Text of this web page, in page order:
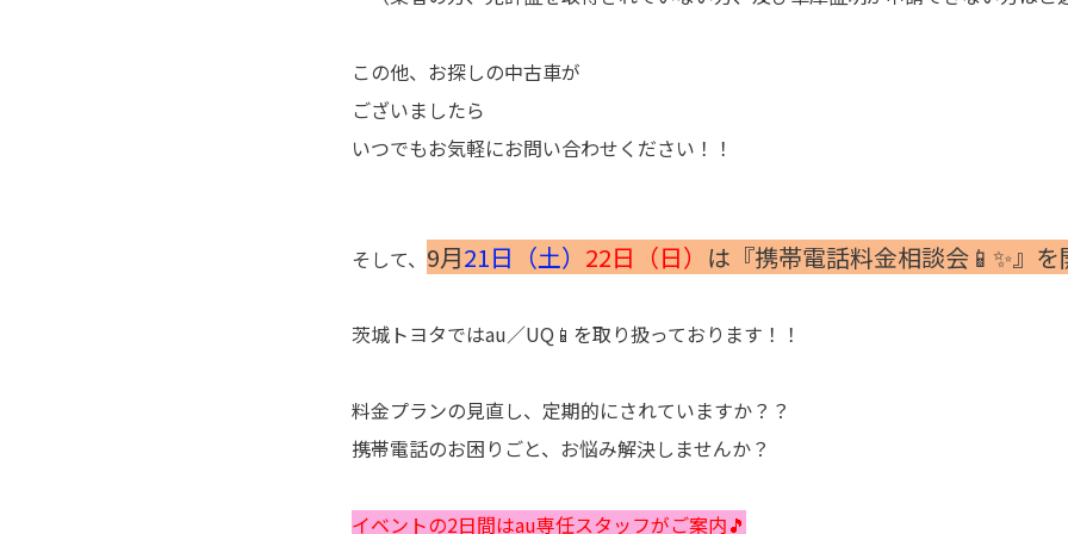
この他、お探しの中古車が
ございましたら
いつでもお気軽にお問い合わせください！！
そして、 9月21日（土） 22日（日） は『携帯電話料金相談会📱✨』
茨城トヨタではau／UQ📱を取り扱っております！！
料金プランの見直し、定期的にされていますか？？
携帯電話のお困りごと、お悩み解決しませんか？
イベントの2日間はau専任スタッフがご案内🎵